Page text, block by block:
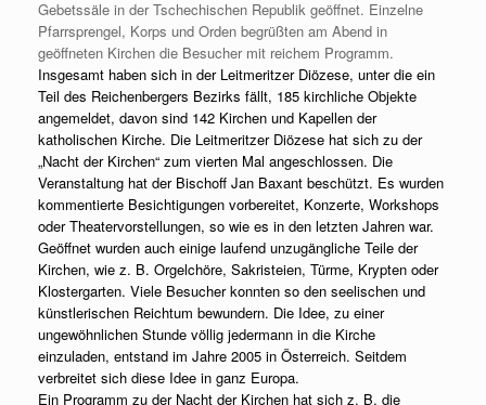
Gebetssäle in der Tschechischen Republik geöffnet. Einzelne
Pfarrsprengel, Korps und Orden begrüßten am Abend in
geöffneten Kirchen die Besucher mit reichem Programm.
Insgesamt haben sich in der Leitmeritzer Diözese, unter die ein
Teil des Reichenbergers Bezirks fällt, 185 kirchliche Objekte
angemeldet, davon sind 142 Kirchen und Kapellen der
katholischen Kirche. Die Leitmeritzer Diözese hat sich zu der
„Nacht der Kirchen“ zum vierten Mal angeschlossen. Die
Veranstaltung hat der Bischoff Jan Baxant beschützt. Es wurden
kommentierte Besichtigungen vorbereitet, Konzerte, Workshops
oder Theatervorstellungen, so wie es in den letzten Jahren war.
Geöffnet wurden auch einige laufend unzugängliche Teile der
Kirchen, wie z. B. Orgelchöre, Sakristeien, Türme, Krypten oder
Klostergarten. Viele Besucher konnten so den seelischen und
künstlerischen Reichtum bewundern. Die Idee, zu einer
ungewöhnlichen Stunde völlig jedermann in die Kirche
einzuladen, entstand im Jahre 2005 in Österreich. Seitdem
verbreitet sich diese Idee in ganz Europa.
Ein Programm zu der Nacht der Kirchen hat sich z. B. die